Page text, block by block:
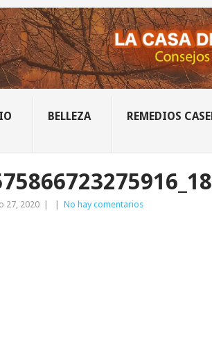
BELLEZA REMEDIOS
27, 2020 | | No hay comentarios